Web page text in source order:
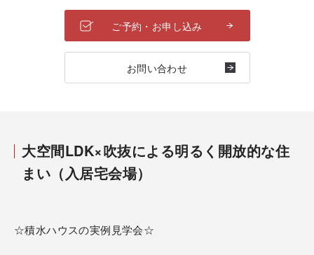
ご予約・お申し込み
お問い合わせ
大空間LDK×吹抜による明るく開放的な住
まい（入居宅会場）
☆積水ハウスの実例見学会☆